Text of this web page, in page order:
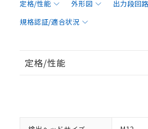
定格/性能 外形図 出力段回
規格認証/適合状況
定格/性能